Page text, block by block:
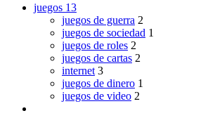
juegos 13
juegos de guerra 2
juegos de sociedad 1
juegos de roles 2
juegos de cartas 2
internet 3
juegos de dinero 1
juegos de video 2